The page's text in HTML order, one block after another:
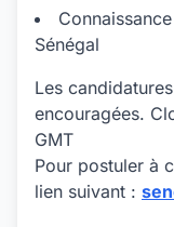
Sénégal
Les
encouragées.
GMT
Pour postuler à
lien suivant :